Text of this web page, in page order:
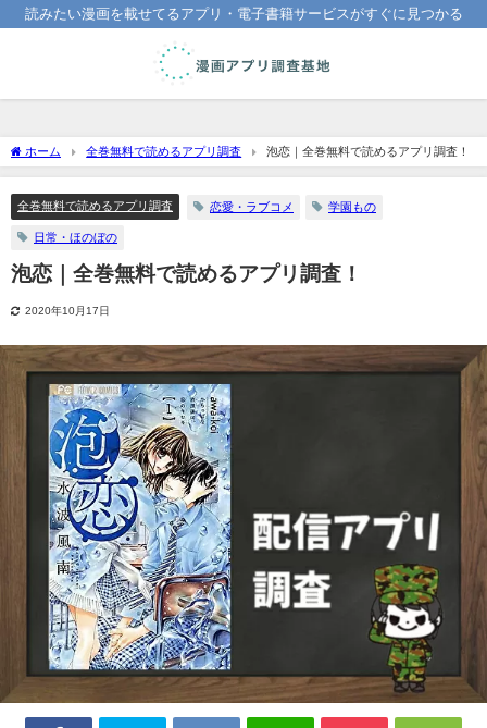
読みたい漫画を載せてるアプリ・電子書籍サービスがすぐに見つかる
ホーム 全巻無料で読めるアプリ調査 泡恋｜全巻無料で読めるアプリ調査！
全巻無料で読めるアプリ調査 恋愛・ラブコメ 学園もの
日常・ほのぼの
泡恋｜全巻無料で読めるアプリ調査！
2020年10月17日